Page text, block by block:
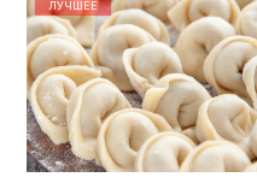
ЛУЧШЕЕ